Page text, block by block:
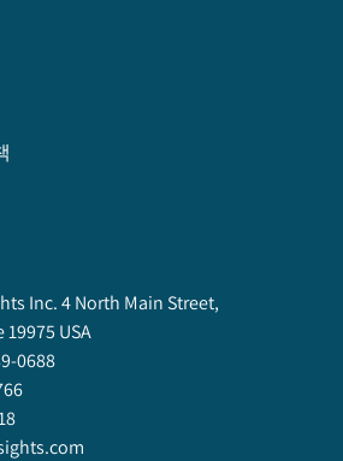
Inc. 4 North Main Street,
USA
0688